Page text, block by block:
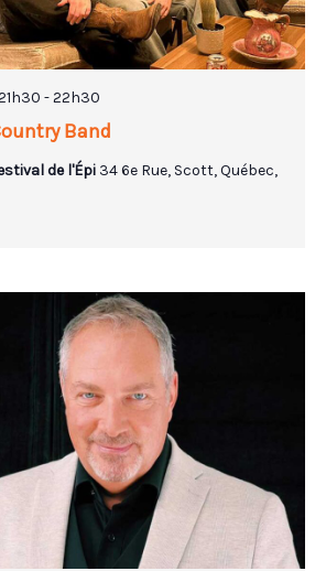
Band
-22h30
de l'Épi 34 6e Rue, Scott, Québec,